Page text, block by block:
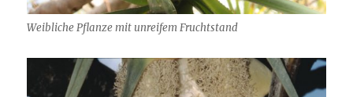
Weibliche Pflanze mit unreifem Fruchtstand